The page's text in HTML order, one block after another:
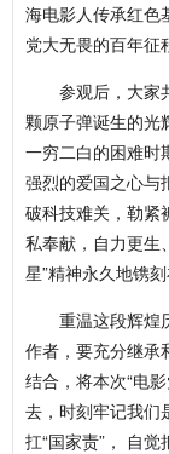
海电影人传承红色
党大无畏的百年征
参观后，大家
颗原子弹诞生的光
一穷二白的困难时
强烈的爱国之心与
破科技难关，勒紧
私奉献，自力更生
星”精神永久地镌刻
重温这段辉煌
作者，要充分继承
结合，将本次“电
去，时刻牢记我们
扛“国家责”， 自